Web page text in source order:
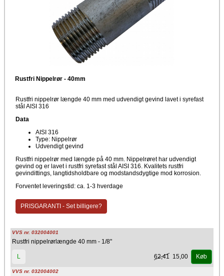
Rustfri Nippelrør - 40mm
Rustfri nippelrør længde 40 mm med udvendigt gevind lavet i syrefast
stål AISI 316
Data
AISI 316
Type: Nippelrør
Udvendigt gevind
Rustfri nippelrør med længde på 40 mm. Nippelrøret har udvendigt
gevind og er lavet i rustfri syrefast stål AISI 316. Kvalitets rustfri
gevindittings, langtidsholdbare og modstandsdygtige mod korrosion.
Forventet leveringstid: ca. 1-3 hverdage
PRISGARANTI - Set billigere?
VVS nr. 032004001
Rustfri nippelrørlængde 40 mm - 1/8"
L 62,41 15,00 Køb
VVS nr. 032004002